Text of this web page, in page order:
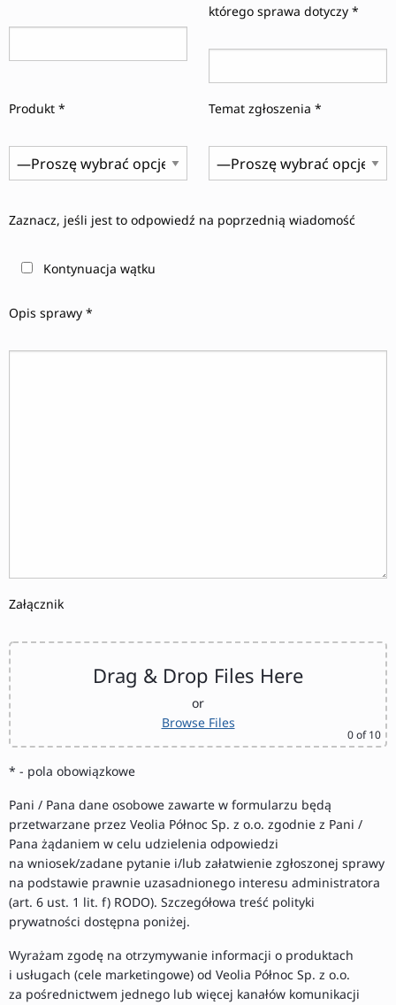
którego sprawa dotyczy *
Produkt * Temat zgłoszenia *
Zaznacz, jeśli jest to odpowiedź na poprzednią wiadomość
Kontynuacja wątku
Opis sprawy *
Załącznik
Drag & Drop Files Here
or
Browse Files
0of 10
* - pola obowiązkowe
Pani / Pana dane osobowe zawarte w formularzu będą
przetwarzane przez Veolia Północ Sp. z o.o. zgodnie z Pani /
Pana żądaniem w celu udzielenia odpowiedzi
na wniosek/zadane pytanie i/lub załatwienie zgłoszonej sprawy
na podstawie prawnie uzasadnionego interesu administratora
(art. 6 ust. 1 lit. f) RODO). Szczegółowa treść polityki
prywatności dostępna poniżej.
Wyrażam zgodę na otrzymywanie informacji o produktach
i usługach (cele marketingowe) od Veolia Północ Sp. z o.o.
za pośrednictwem jednego lub więcej kanałów komunikacji